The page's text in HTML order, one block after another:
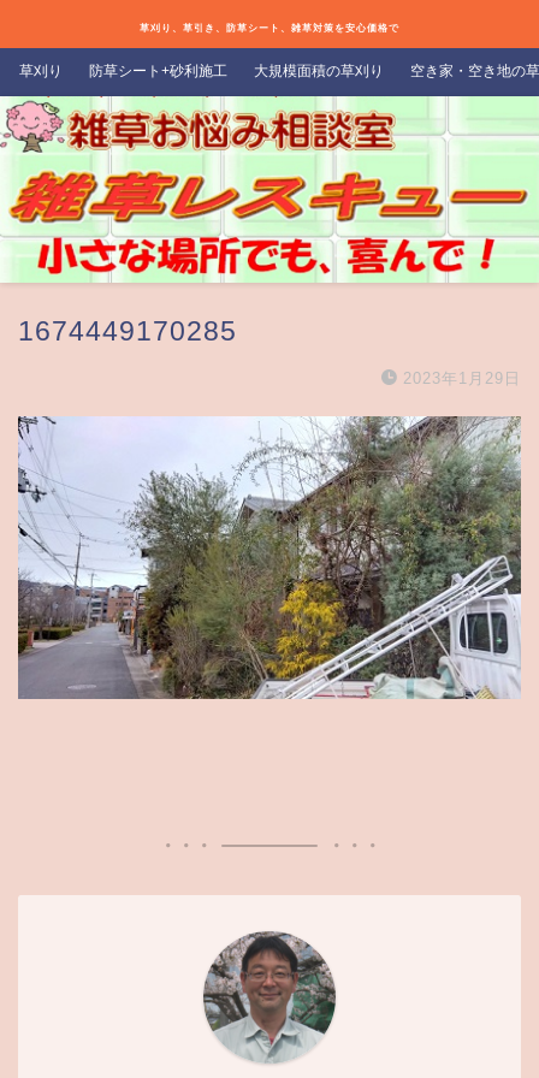
草刈り、草引き、防草シート、雑草対策を安心価格で
草刈り 防草シート+砂利施工 大規模面積の草刈り 空き家・空き地の
1674449170285
2023年1月29日